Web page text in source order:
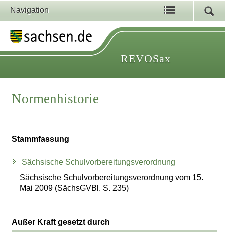
Navigation
REVOSax
Normenhistorie
Stammfassung
Sächsische Schulvorbereitungsverordnung
Sächsische Schulvorbereitungsverordnung vom 15.
Mai 2009 (SächsGVBl. S. 235)
Außer Kraft gesetzt durch